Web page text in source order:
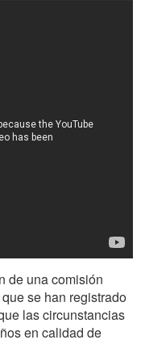
de una comisión
se han registrado
las circunstancias
en calidad de